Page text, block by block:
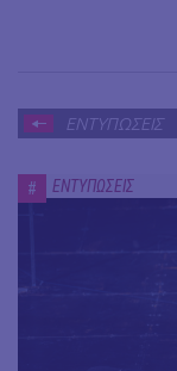
ΕΝΤΥΠΩΣΕΙΣ
# ΕΝΤΥΠΩΣΕΙΣ